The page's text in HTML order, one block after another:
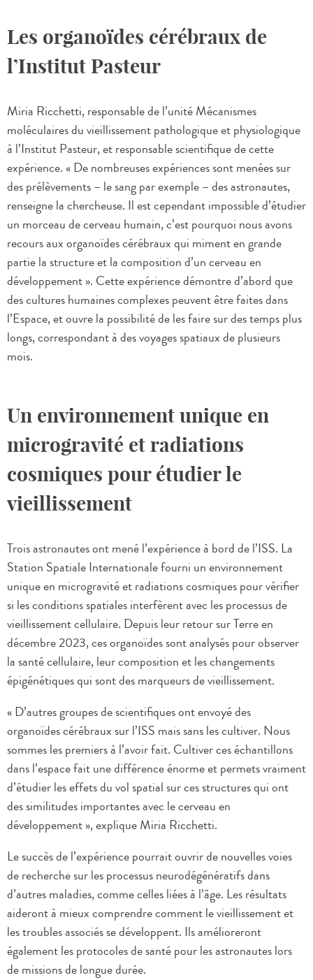
Les organoïdes cérébraux de
l’Institut Pasteur
Miria Ricchetti, responsable de l’unité Mécanismes
moléculaires du vieillissement pathologique et physiologique
à l’Institut Pasteur, et responsable scientifique de cette
expérience. « De nombreuses expériences sont menées sur
des prélèvements – le sang par exemple – des astronautes,
renseigne la chercheuse. Il est cependant impossible d’étudier
un morceau de cerveau humain, c’est pourquoi nous avons
recours aux organoïdes cérébraux qui miment en grande
partie la structure et la composition d’un cerveau en
développement ». Cette expérience démontre d’abord que
des cultures humaines complexes peuvent être faites dans
l’Espace, et ouvre la possibilité de les faire sur des temps plus
longs, correspondant à des voyages spatiaux de plusieurs
mois.
Un environnement unique en
microgravité et radiations
cosmiques pour étudier le
vieillissement
Trois astronautes ont mené l’expérience à bord de l’ISS. La
Station Spatiale Internationale fourni un environnement
unique en microgravité et radiations cosmiques pour vérifier
si les conditions spatiales interfèrent avec les processus de
vieillissement cellulaire. Depuis leur retour sur Terre en
décembre 2023, ces organoïdes sont analysés pour observer
la santé cellulaire, leur composition et les changements
épigénétiques qui sont des marqueurs de vieillissement.
« D’autres groupes de scientifiques ont envoyé des
organoïdes cérébraux sur l’ISS mais sans les cultiver. Nous
sommes les premiers à l’avoir fait. Cultiver ces échantillons
dans l’espace fait une différence énorme et permets vraiment
d’étudier les effets du vol spatial sur ces structures qui ont
des similitudes importantes avec le cerveau en
développement », explique Miria Ricchetti.
Le succès de l’expérience pourrait ouvrir de nouvelles voies
de recherche sur les processus neurodégénératifs dans
d’autres maladies, comme celles liées à l’âge. Les résultats
aideront à mieux comprendre comment le vieillissement et
les troubles associés se développent. Ils amélioreront
également les protocoles de santé pour les astronautes lors
de missions de longue durée.